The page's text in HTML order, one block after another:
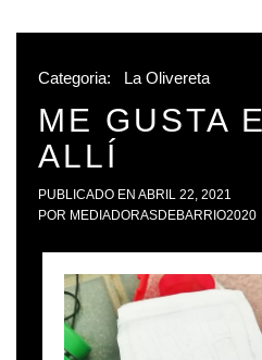
Categoria: La Olivereta
ME GUSTA
ALLÍ
PUBLICADO EN ABRIL 22, 2021
POR MEDIADORASDEBARRIO2020